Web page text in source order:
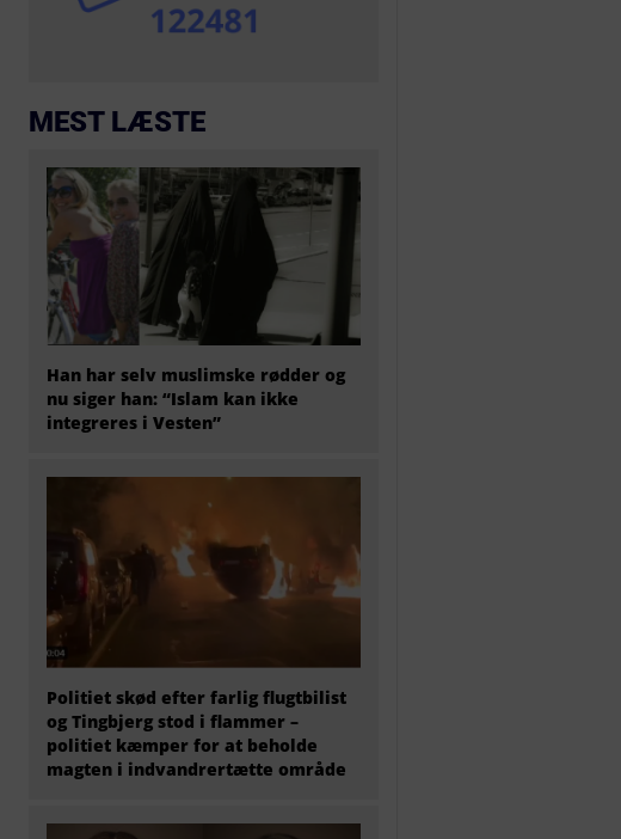
MEST LÆSTE
Han har selv muslimske rødder og
nu siger han: “Islam kan ikke
integreres i Vesten”
Politiet skød efter farlig flugtbilist
og Tingbjerg stod i flammer –
politiet kæmper for at beholde
magten i indvandrertætte område